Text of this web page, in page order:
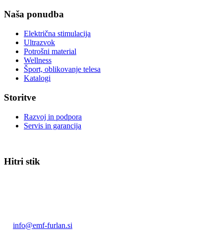
Naša ponudba
Električna stimulacija
Ultrazvok
Potrošni material
Wellness
Šport, oblikovanje telesa
Katalogi
Storitve
Razvoj in podpora
Servis in garancija
Hitri stik
info@emf-furlan.si